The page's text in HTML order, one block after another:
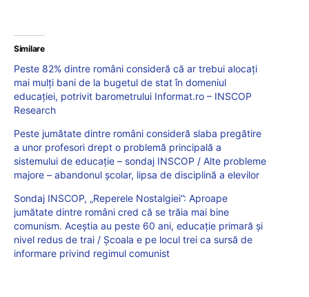
Similare
Peste 82% dintre români consideră că ar trebui alocați
mai mulți bani de la bugetul de stat în domeniul
educației, potrivit barometrului Informat.ro – INSCOP
Research
Peste jumătate dintre români consideră slaba pregătire
a unor profesori drept o problemă principală a
sistemului de educație – sondaj INSCOP / Alte probleme
majore – abandonul școlar, lipsa de disciplină a elevilor
Sondaj INSCOP, „Reperele Nostalgiei”: Aproape
jumătate dintre români cred că se trăia mai bine
comunism. Aceștia au peste 60 ani, educație primară și
nivel redus de trai / Școala e pe locul trei ca sursă de
informare privind regimul comunist